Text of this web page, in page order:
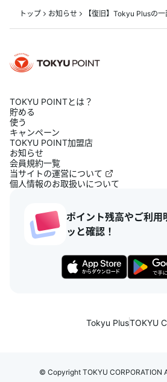
トップ お知らせ 【復旧】Tokyu Plusの
TOKYU POINTとは？
貯める
使う
キャンペーン
TOKYU POINT加盟店
お知らせ
会員規約一覧
当サイトの運営について
個人情報のお取扱いについて
ポイント残高やご利用
ッと確認！
Tokyu PlusTOKYU
© Copyright TOKYU CORPORATION